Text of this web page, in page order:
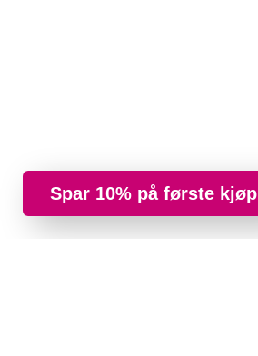
Spar 10% på første kjøp